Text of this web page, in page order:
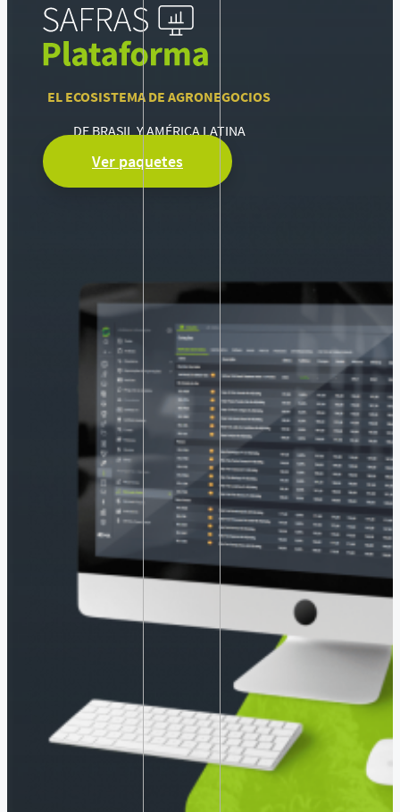
EL ECOSISTEMA DE AGRONEGOCIOS
DE BRASIL Y AMÉRICA LATINA
Ver paquetes